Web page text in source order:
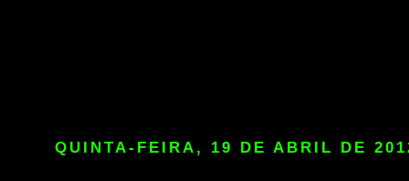
QUINTA-FEIRA, 19 DE ABRIL DE